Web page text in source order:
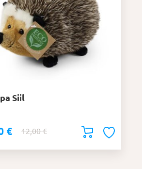
Siil
12,00€Algne
€
Praegune